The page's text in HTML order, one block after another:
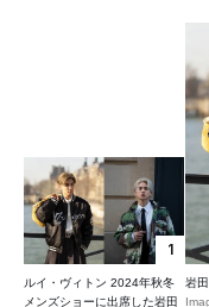
1
ルイ・ヴィトン 2024年秋冬
メンズショーに出席した岩田
岩